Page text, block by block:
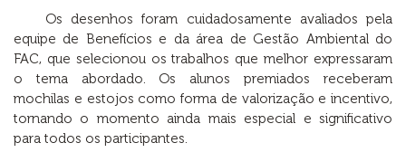
Os desenhos foram cuidadosamente avaliados pela
equipe de Benefícios e da área de Gestão Ambiental do
FAC, que selecionou os trabalhos que melhor expressaram
o tema abordado. Os alunos premiados receberam
mochilas e estojos como forma de valorização e incentivo,
tornando o momento ainda mais especial e significativo
para todos os participantes.